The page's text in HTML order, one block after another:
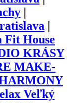
Fit House
KRÁSY
MAKE-
Veľký